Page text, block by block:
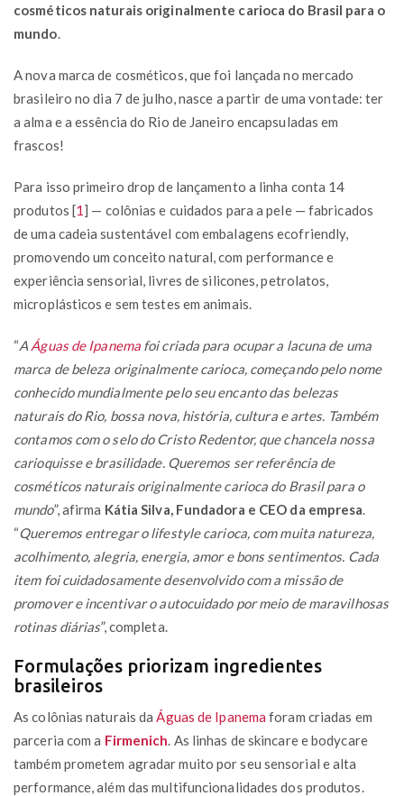
cosméticos naturais originalmente carioca do Brasil para o
mundo
A nova marca de cosméticos, que foi lançada no mercado
brasileiro no dia 7 de julho, nasce a partir de uma vontade: ter
a alma e a essência do Rio de Janeiro encapsuladas em
frascos!
Para isso primeiro drop de lançamento a linha conta 14
produtos [1 ] — colônias e cuidados para a pele — fabricados
de uma cadeia sustentável com embalagens ecofriendly,
promovendo um conceito natural, com performance e
experiência sensorial, livres de silicones, petrolatos,
microplásticos e sem testes em animais.
“A Águas de Ipanemafoi criada para ocupar a lacuna de uma
marca de beleza originalmente carioca, começando pelo nome
conhecido mundialmente pelo seu encanto das belezas
naturais do Rio, bossa nova, história, cultura e artes. Também
contamos com o selo do Cristo Redentor, que chancela nossa
carioquisse e brasilidade. Queremos ser referência de
cosméticos naturais originalmente carioca do Brasil para o
mundo”, afirma Kátia Silva, Fundadora e CEO da empresa
“Queremos entregar o lifestyle carioca, com muita natureza,
acolhimento, alegria, energia, amor e bons sentimentos. Cada
item foi cuidadosamente desenvolvido com a missão de
promover e incentivar o autocuidado por meio de maravilhosas
rotinas diárias”, completa.
Formulações priorizam ingredientes
brasileiros
As colônias naturais da Águas de Ipanema foram criadas em
parceria com a Firmenich . As linhas de skincare e bodycare
também prometem agradar muito por seu sensorial e alta
performance, além das multifuncionalidades dos produtos.